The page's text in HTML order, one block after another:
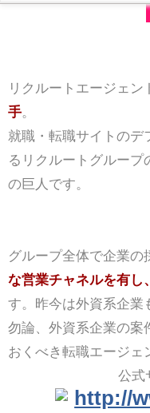
リクルートエージェ
手。
就職・転職サイトのデ
るリクルートグループ
の巨人です。
グループ全体で企業の
な営業チャネルを有し
す。昨今は外資系企業
勿論、外資系企業の案
おくべき転職エージェ
公式
http://